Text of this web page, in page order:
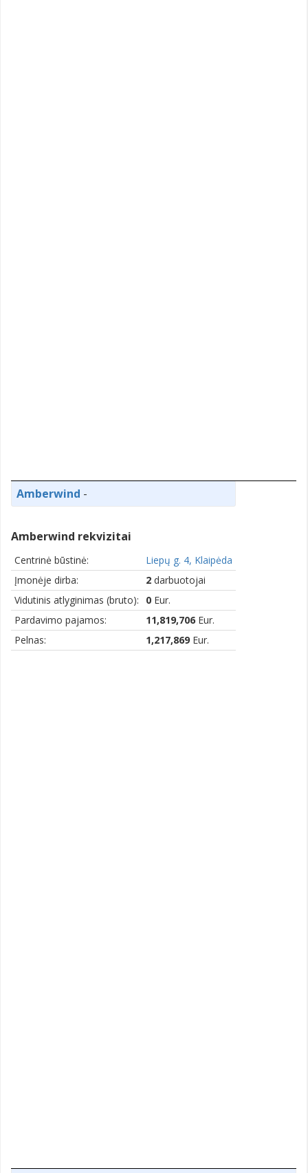
Amberwind -
Amberwind rekvizitai
Centrinė būstinė:
Liepų g. 4, Klaipėda
Įmonėje dirba:
2 darbuotojai
Vidutinis atlyginimas (bruto):
0 Eur.
Pardavimo pajamos:
11,819,706 Eur.
Pelnas:
1,217,869 Eur.